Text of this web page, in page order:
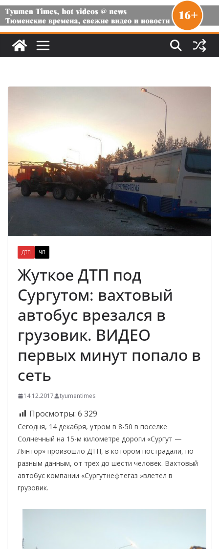
ДТП ЧП
Жуткое ДТП под
Сургутом: вахтовый
автобус врезался в
грузовик. ВИДЕО
первых минут попало в
сеть
14.12.2017 tyumentimes
Просмотры: 6 329
Сегодня, 14 декабря, утром в 8-50 в поселке
Солнечный на 15-м километре дороги «Сургут —
Лянтор» произошло ДТП, в котором пострадали, по
разным данным, от трех до шести человек. Вахтовый
автобус компании «Сургутнефтегаз »влетел в
грузовик.